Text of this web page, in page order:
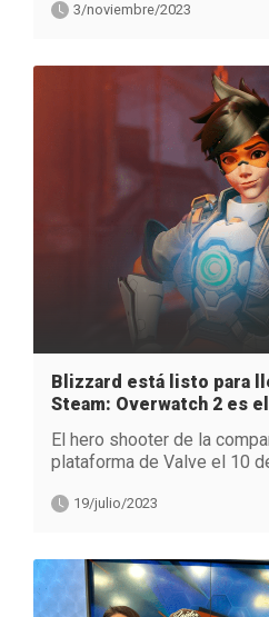
3/noviembre/2023
Blizzard está listo para
Steam: Overwatch 2 es
El hero shooter de la
plataforma de Valve el 10
19/julio/2023